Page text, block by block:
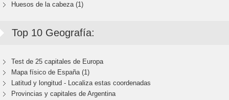
Huesos de la cabeza (1)
Top 10 Geografía:
Test de 25 capitales de Europa
Mapa físico de España (1)
Latitud y longitud - Localiza estas coordenadas
Provincias y capitales de Argentina